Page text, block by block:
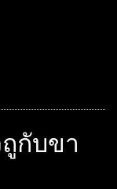
กับขา